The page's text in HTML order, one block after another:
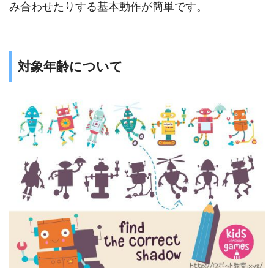
み合わせたりする基本動作が簡単です。
対象年齢について